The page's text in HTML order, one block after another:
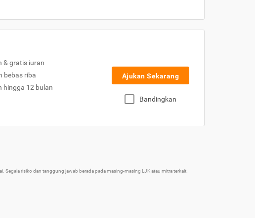
& gratis iuran
bebas riba
hingga 12 bulan
Ajukan Sekarang
Bandingkan
risiko dan tanggung jawab berada pada masing-masing LJK atau mitra terkait.